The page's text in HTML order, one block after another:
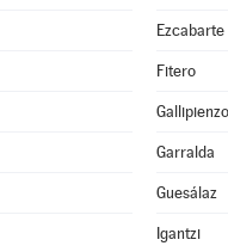
Ezcabarte
Fitero
Gallipienzo
Garralda
Guesálaz
Igantzi